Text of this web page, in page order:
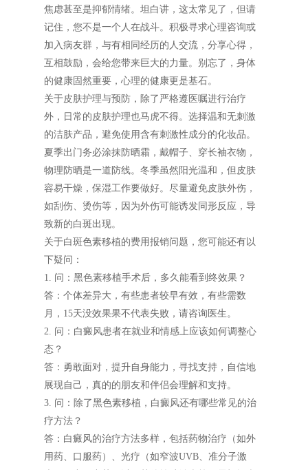
焦虑甚至是抑郁情绪。坦白讲，这太常见了，但请
记住，您不是一个人在战斗。积极寻求心理咨询或
加入病友群，与有相同经历的人交流，分享心得，
互相鼓励，会给您带来巨大的力量。别忘了，身体
的健康固然重要，心理的健康更是基石。
关于皮肤护理与预防，除了严格遵医嘱进行治疗
外，日常的皮肤护理也马虎不得。选择温和无刺激
的洁肤产品，避免使用含有刺激性成分的化妆品。
夏季出门务必涂抹防晒霜，戴帽子、穿长袖衣物，
物理防晒是一道防线。冬季虽然阳光温和，但皮肤
容易干燥，保湿工作要做好。尽量避免皮肤外伤，
如刮伤、烫伤等，因为外伤可能诱发同形反应，导
致新的白斑出现。
关于白斑色素移植的费用报销问题，您可能还有以
下疑问：
1. 问：黑色素移植手术后，多久能看到终效果？
答：个体差异大，有些患者较早有效，有些需数
月，15天没效果果不代表失败，请咨询医生。
2. 问：白癜风患者在就业和情感上应该如何调整心
态？
答：勇敢面对，提升自身能力，寻找支持，自信地
展现自己，真的的朋友和伴侣会理解和支持。
3. 问：除了黑色素移植，白癜风还有哪些常见的治
疗方法？
答：白癜风的治疗方法多样，包括药物治疗（如外
用药、口服药）、光疗（如窄波UVB、准分子激